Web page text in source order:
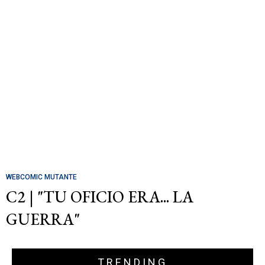
WEBCOMIC MUTANTE
C2 | "TU OFICIO ERA... LA
GUERRA"
TRENDING